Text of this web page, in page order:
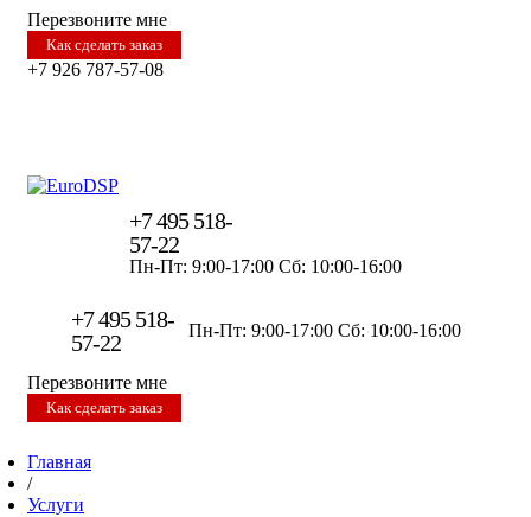
Перезвоните мне
Как сделать заказ
+7 926 787-57-08
+7 495 518-
57-22
Пн-Пт: 9:00-17:00 Сб: 10:00-16:00
+7 495 518-
57-22
Пн-Пт: 9:00-17:00 Сб: 10:00-16:00
Перезвоните мне
Как сделать заказ
Главная
/
Услуги